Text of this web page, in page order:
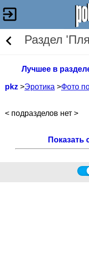
Раздел
Лучшее в
pkz >Эротика >Фото
< подразделов нет >
Показать